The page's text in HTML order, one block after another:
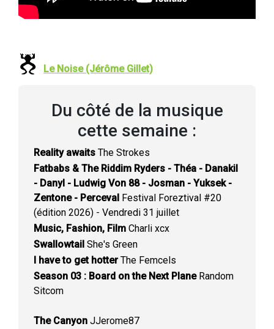
Le Noise (Jérôme Gillet)
Du côté de la musique
cette semaine :
Reality awaits The Strokes
Fatbabs & The Riddim Ryders - Théa - Danakil
- Danyl - Ludwig Von 88 - Josman - Yuksek -
Zentone - Perceval Festival Foreztival #20
(édition 2026) - Vendredi 31 juillet
Music, Fashion, Film Charli xcx
Swallowtail She's Green
I have to get hotterThe Femcels
Season 03 : Board on the Next PlaneRandom
Sitcom
The Canyon JJerome87